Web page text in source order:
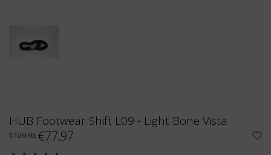
HUB Footwear Shift L09 - Light Bone Vista
€129,95€77,97